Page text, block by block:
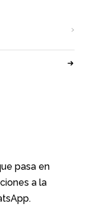
›
pasa en
a la